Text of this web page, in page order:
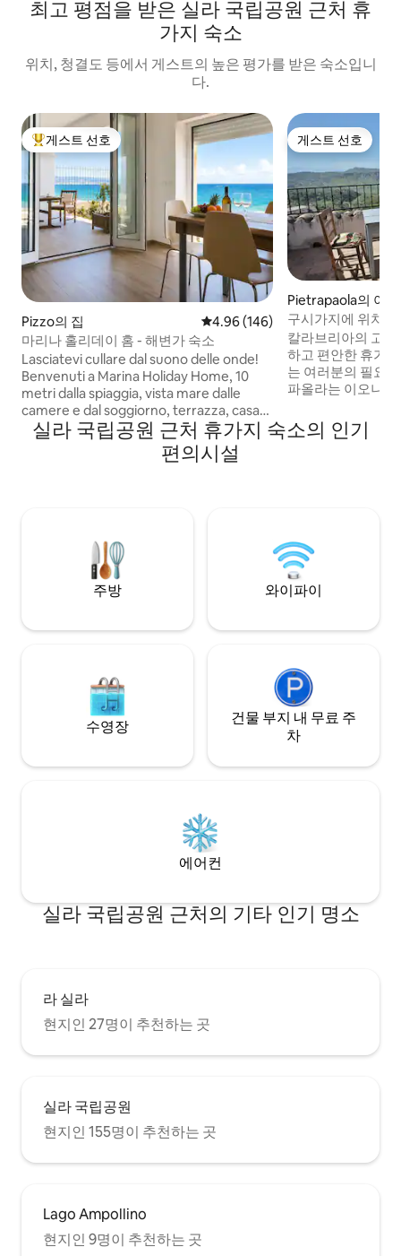
최고 평점을 받은 실라 국립공원 근처 휴
가지 숙소
위치, 청결도 등에서 게스트의 높은 평가를 받은 숙소입니
다.
상위 게스트 선호
게스트 선호
Pizzo의 집 평점 4.96점(5점 만점), 후기 146
4.96 (146)
마리나 홀리데이 홈 - 해변가 숙소
Lasciatevi cullare dal suono delle onde!
Benvenuti a Marina Holiday Home, 10
metri dalla spiaggia, vista mare dalle
camere e dal soggiorno, terrazza, casa
indipendente. Questa casa spaziosa, è la
scelta perfetta per famiglie, coppie o
amici che desiderano una vacanza
게스트 선호
게스트 선호
Pietrapaola의 아
구시가지에 위치
칼라브리아의 고
하고 편안한 휴가
는 여러분의 필요
파올라는 이오니
있습니다. 아버지
전망을 자랑하는 2
나 택시 없음
실라 국립공원 근처 휴가지 숙소의 인기
편의시설
주방 와이파이
수영장
건물 부지 내 무료 주
차
에어컨
실라 국립공원 근처의 기타 인기 명소
라 실라
현지인 27명이 추천하는 곳
실라 국립공원
현지인 155명이 추천하는 곳
Lago Ampollino
현지인 9명이 추천하는 곳